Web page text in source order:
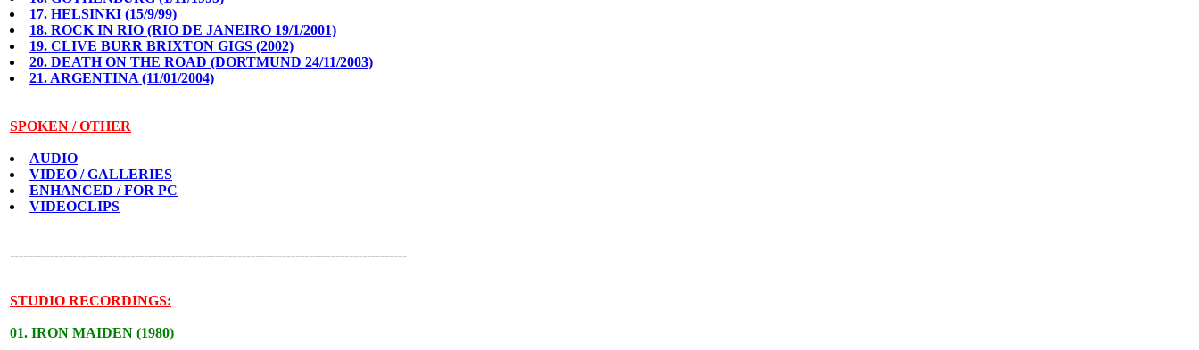
17. HELSINKI (15/9/99)
18. ROCK IN RIO (RIO DE JANEIRO 19/1/2001)
19. CLIVE BURR BRIXTON GIGS (2002)
20. DEATH ON THE ROAD (DORTMUND 24/11/2003)
21. ARGENTINA (11/01/2004)
SPOKEN / OTHER
AUDIO
VIDEO / GALLERIES
ENHANCED / FOR PC
VIDEOCLIPS
-----------------------------------------------------------------------------------------
STUDIO RECORDINGS:
01. IRON MAIDEN (1980)